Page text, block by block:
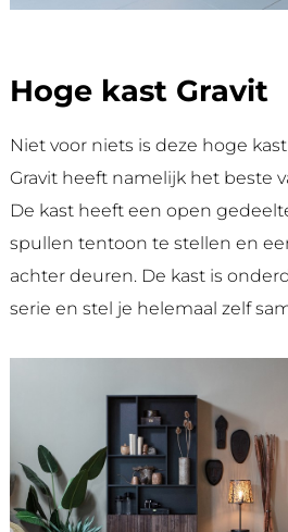
Hoge kast Gravit
Niet voor niets is deze hoge
Gravit heeft namelijk het beste
De kast heeft een open
spullen tentoon te stellen en
achter deuren. De kast is
serie en stel je helemaal zelf